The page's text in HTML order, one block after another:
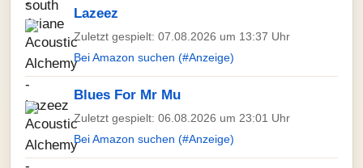
Lazeez
Zuletzt gespielt: 07.08.2026 um 13:37 Uhr
Bei Amazon suchen (#Anzeige)
Blues For Mr Mu
Zuletzt gespielt: 06.08.2026 um 23:01 Uhr
Bei Amazon suchen (#Anzeige)